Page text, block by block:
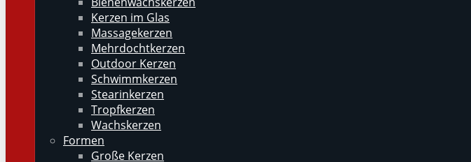
Kerzen im Glas
Massagekerzen
Mehrdochtkerzen
Outdoor Kerzen
Schwimmkerzen
Stearinkerzen
Tropfkerzen
Wachskerzen
Formen
Große Kerzen